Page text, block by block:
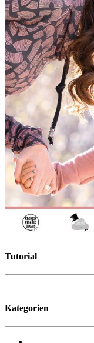
Tutorial
Kategorien